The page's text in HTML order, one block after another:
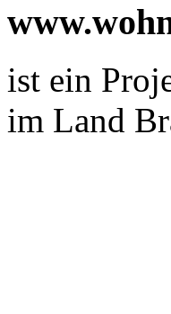
ist ein
im Land